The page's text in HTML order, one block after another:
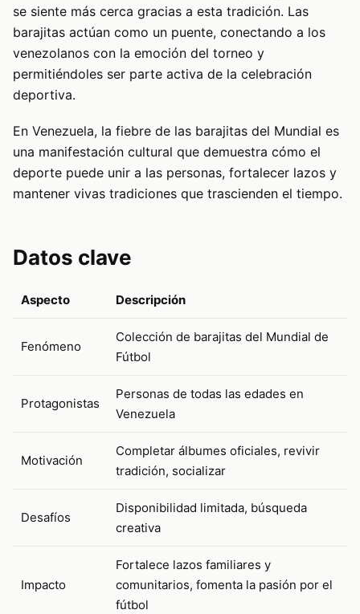
se siente más cerca gracias a esta tradición. Las
barajitas actúan como un puente, conectando a los
venezolanos con la emoción del torneo y
permitiéndoles ser parte activa de la celebración
deportiva.
En Venezuela, la fiebre de las barajitas del Mundial es
una manifestación cultural que demuestra cómo el
deporte puede unir a las personas, fortalecer lazos y
mantener vivas tradiciones que trascienden el tiempo.
Datos clave
Aspecto Descripción
Fenómeno
Colección de barajitas del Mundial de
Fútbol
Protagonistas
Personas de todas las edades en
Venezuela
Motivación
Completar álbumes oficiales, revivir
tradición, socializar
Desafíos
Disponibilidad limitada, búsqueda
creativa
Impacto
Fortalece lazos familiares y
comunitarios, fomenta la pasión por el
fútbol